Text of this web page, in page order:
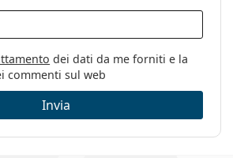
Occhiali da vista
Giorgio Armani
0AR7074 5403 50
dei dati da me forniti e la
commenti sul web
Invia